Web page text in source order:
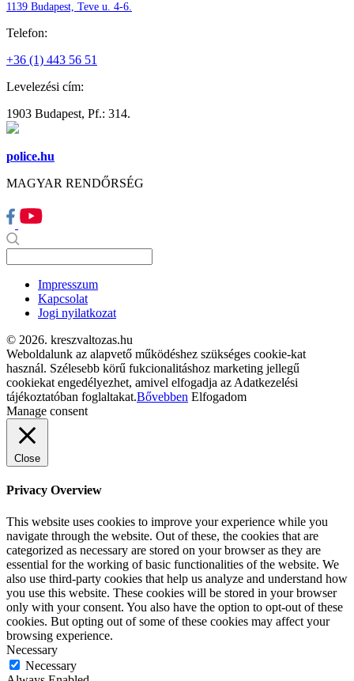
1139 Budapest, Teve u. 4-6.
Telefon:
+36 (1) 443 56 51
Levelezési cím:
1903 Budapest, Pf.: 314.
police.hu
MAGYAR RENDŐRSÉG
Impresszum
Kapcsolat
Jogi nyilatkozat
© 2026. kreszvaltozas.hu
Weboldalunk az alapvető működéshez szükséges cookie-kat
használ. Szélesebb körű fukcionalitáshoz marketing jellegű
cookiekat engedélyezhet, amivel elfogadja az Adatkezelési
tájékoztatóban foglaltakat.Bővebben Elfogadom
Manage consent
Close
Privacy Overview
This website uses cookies to improve your experience while you
navigate through the website. Out of these, the cookies that are
categorized as necessary are stored on your browser as they are
essential for the working of basic functionalities of the website. We
also use third-party cookies that help us analyze and understand how
you use this website. These cookies will be stored in your browser
only with your consent. You also have the option to opt-out of these
cookies. But opting out of some of these cookies may affect your
browsing experience.
Necessary
Necessary